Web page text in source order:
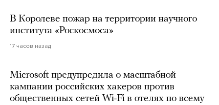
В Королеве пожар на территории научного
института «Роскосмоса»
17 часов назад
Microsoft предупредила о масштабной
кампании российских хакеров против
общественных сетей Wi-Fi в отелях по всему